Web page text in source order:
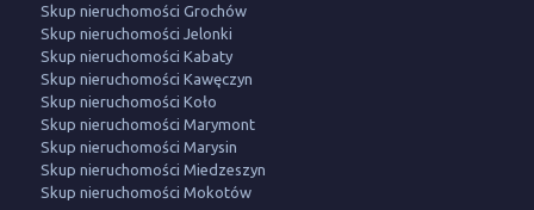
Skup nieruchomości Grochów
Skup nieruchomości Jelonki
Skup nieruchomości Kabaty
Skup nieruchomości Kawęczyn
Skup nieruchomości Koło
Skup nieruchomości Marymont
Skup nieruchomości Marysin
Skup nieruchomości Miedzeszyn
Skup nieruchomości Mokotów